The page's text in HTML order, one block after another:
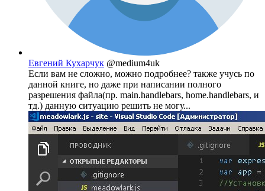
Евгений Кухарчук @medium4uk
Если вам не сложно, можно подробнее? также учусь по
данной книге, но даже при написании полного
разрешения файла(пр. main.handlebars, home.handlebars, и
тд.) данную ситуацию решить не могу...